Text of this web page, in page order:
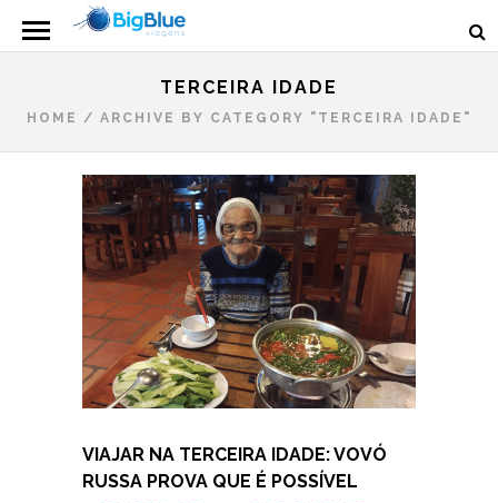
TERCEIRA IDADE
HOME / ARCHIVE BY CATEGORY "TERCEIRA IDADE"
VIAJAR NA TERCEIRA IDADE: VOVÓ
RUSSA PROVA QUE É POSSÍVEL